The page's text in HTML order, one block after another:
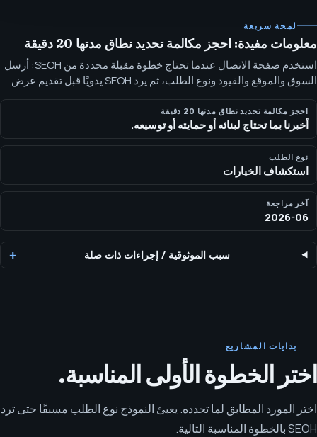
لمحة سريعة
معلومات مفيدة: احجز مكالمة تحديد نطاق مدتها 20 دقيقة
استخدم صفحة الاتصال عندما تحتاج خطوة مقبلة محددة من SEOH: أرسل
السوق والموقع والقيود ونوع الطلب، ثم يرد SEOH يدويًا قبل تقديم عرض
السعر. تراجع SEOH الملخص يدويًا، وتؤكد النطاق قبل الدفع، ثم تحدد أول
تسليم مؤهل خلال 7 أيام بعد الدفع عندما يتوافق وقت الاستجابة هذا مع
النطاق المعتمد.
احجز مكالمة تحديد نطاق مدتها 20 دقيقة
أخبرنا بما تحتاج لبنائه أو حمايته أو توسيعه.
نوع الطلب
استكشاف الخيارات
آخر مراجعة
2026-06
سبب الموثوقية /إجراءات ذات صلة
بدايات المشاريع
اختر الخطوة الأولى المناسبة.
اختر المورد المطابق لما تحدده. يعبئ النموذج نوع الطلب مسبقًا حتى ترد
SEOH بالخطوة المناسبة التالية.